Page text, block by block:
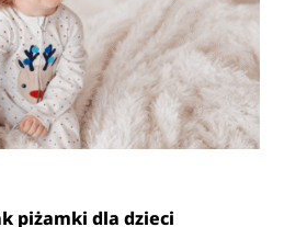
piżamki dla dzieci